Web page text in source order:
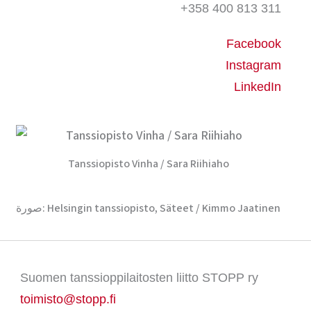
+358 400 813 311
Facebook
Instagram
LinkedIn
Tanssiopisto Vinha / Sara Riihiaho
صورة: Helsingin tanssiopisto, Säteet / Kimmo Jaatinen
Suomen tanssioppilaitosten liitto STOPP ry
toimisto@stopp.fi